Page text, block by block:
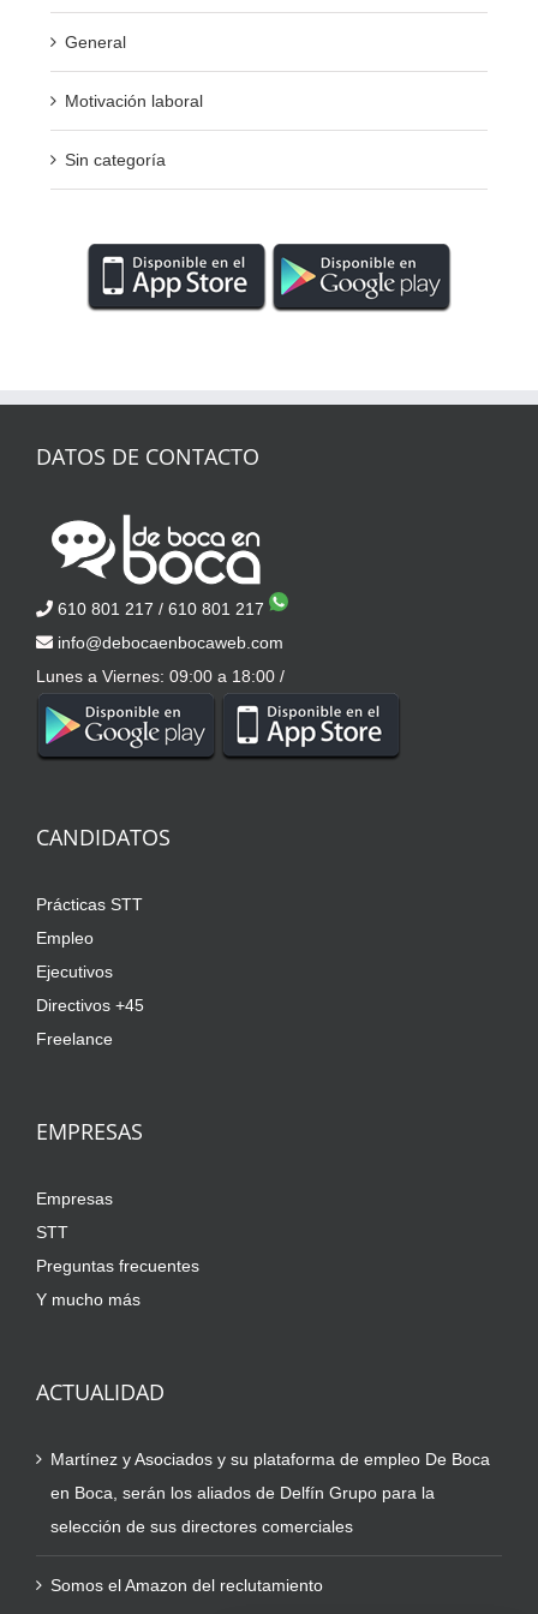
General
Motivación laboral
Sin categoría
DATOS DE CONTACTO
610 801 217 / 610 801 217
info@debocaenbocaweb.com
Lunes a Viernes: 09:00 a 18:00 /
CANDIDATOS
Prácticas STT
Empleo
Ejecutivos
Directivos +45
Freelance
EMPRESAS
Empresas
STT
Preguntas frecuentes
Y mucho más
ACTUALIDAD
Martínez y Asociados y su plataforma de empleo De Boca
en Boca, serán los aliados de Delfín Grupo para la
selección de sus directores comerciales
Somos el Amazon del reclutamiento